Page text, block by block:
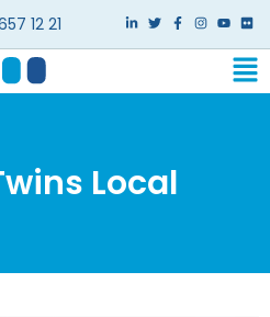
12 21
Local